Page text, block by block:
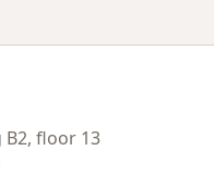
B2, floor 13